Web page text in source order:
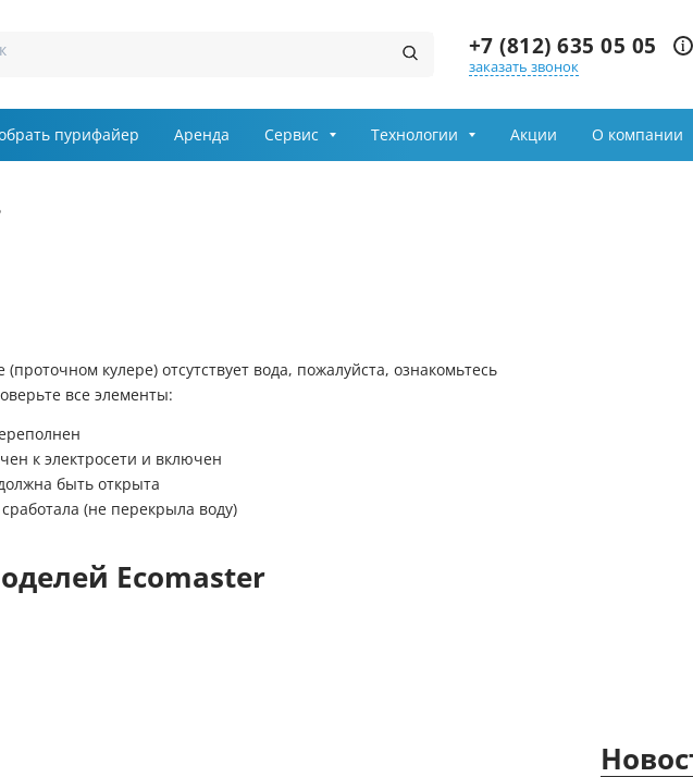
+7 (812) 635 05 05
Заказ звонка
заказать звонок
пурифайер Аренда Сервис Технологии Акции О компании
кулере) отсутствует вода, пожалуйста, ознакомьтесь
все элементы:
к электросети и включен
быть открыта
(не перекрыла воду)
Ecomaster